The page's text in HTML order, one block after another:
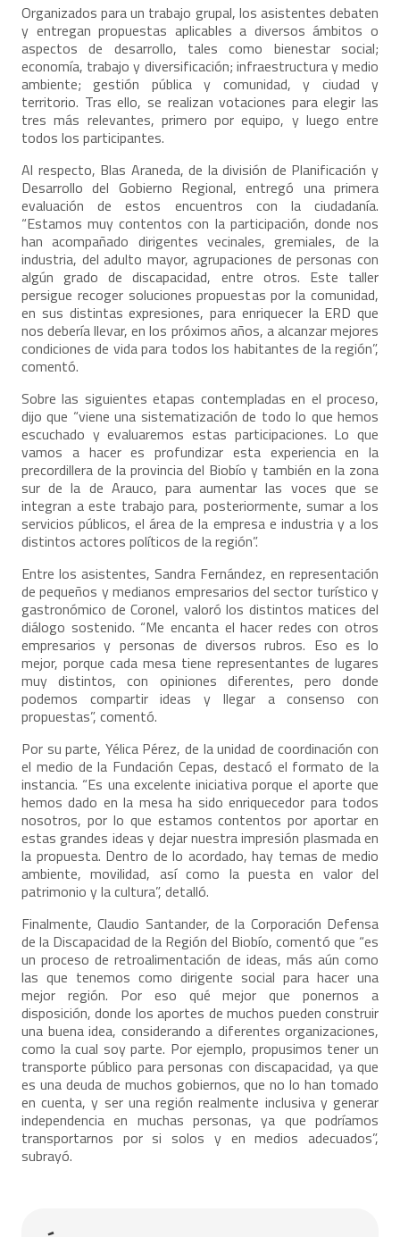
Organizados para un trabajo grupal, los asistentes debaten
y entregan propuestas aplicables a diversos ámbitos o
aspectos de desarrollo, tales como bienestar social;
economía, trabajo y diversificación; infraestructura y medio
ambiente; gestión pública y comunidad, y ciudad y
territorio. Tras ello, se realizan votaciones para elegir las
tres más relevantes, primero por equipo, y luego entre
todos los participantes.
Al respecto, Blas Araneda, de la división de Planificación y
Desarrollo del Gobierno Regional, entregó una primera
evaluación de estos encuentros con la ciudadanía.
“Estamos muy contentos con la participación, donde nos
han acompañado dirigentes vecinales, gremiales, de la
industria, del adulto mayor, agrupaciones de personas con
algún grado de discapacidad, entre otros. Este taller
persigue recoger soluciones propuestas por la comunidad,
en sus distintas expresiones, para enriquecer la ERD que
nos debería llevar, en los próximos años, a alcanzar mejores
condiciones de vida para todos los habitantes de la región”,
comentó.
Sobre las siguientes etapas contempladas en el proceso,
dijo que “viene una sistematización de todo lo que hemos
escuchado y evaluaremos estas participaciones. Lo que
vamos a hacer es profundizar esta experiencia en la
precordillera de la provincia del Biobío y también en la zona
sur de la de Arauco, para aumentar las voces que se
integran a este trabajo para, posteriormente, sumar a los
servicios públicos, el área de la empresa e industria y a los
distintos actores políticos de la región”.
Entre los asistentes, Sandra Fernández, en representación
de pequeños y medianos empresarios del sector turístico y
gastronómico de Coronel, valoró los distintos matices del
diálogo sostenido. “Me encanta el hacer redes con otros
empresarios y personas de diversos rubros. Eso es lo
mejor, porque cada mesa tiene representantes de lugares
muy distintos, con opiniones diferentes, pero donde
podemos compartir ideas y llegar a consenso con
propuestas”, comentó.
Por su parte, Yélica Pérez, de la unidad de coordinación con
el medio de la Fundación Cepas, destacó el formato de la
instancia. “Es una excelente iniciativa porque el aporte que
hemos dado en la mesa ha sido enriquecedor para todos
nosotros, por lo que estamos contentos por aportar en
estas grandes ideas y dejar nuestra impresión plasmada en
la propuesta. Dentro de lo acordado, hay temas de medio
ambiente, movilidad, así como la puesta en valor del
patrimonio y la cultura”, detalló.
Finalmente, Claudio Santander, de la Corporación Defensa
de la Discapacidad de la Región del Biobío, comentó que “es
un proceso de retroalimentación de ideas, más aún como
las que tenemos como dirigente social para hacer una
mejor región. Por eso qué mejor que ponernos a
disposición, donde los aportes de muchos pueden construir
una buena idea, considerando a diferentes organizaciones,
como la cual soy parte. Por ejemplo, propusimos tener un
transporte público para personas con discapacidad, ya que
es una deuda de muchos gobiernos, que no lo han tomado
en cuenta, y ser una región realmente inclusiva y generar
independencia en muchas personas, ya que podríamos
transportarnos por si solos y en medios adecuados”,
subrayó.